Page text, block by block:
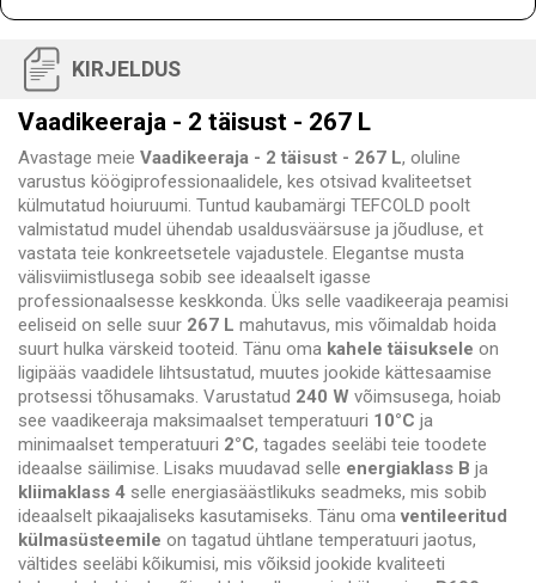
KIRJELDUS
Vaadikeeraja - 2 täisust - 267 L
Avastage meie Vaadikeeraja - 2 täisust - 267 L, oluline
varustus köögiprofessionaalidele, kes otsivad kvaliteetset
külmutatud hoiuruumi. Tuntud kaubamärgi TEFCOLD poolt
valmistatud mudel ühendab usaldusväärsuse ja jõudluse, et
vastata teie konkreetsetele vajadustele. Elegantse musta
välisviimistlusega sobib see ideaalselt igasse
professionaalsesse keskkonda. Üks selle vaadikeeraja peamisi
eeliseid on selle suur 267 L mahutavus, mis võimaldab hoida
suurt hulka värskeid tooteid. Tänu oma kahele täisuksele on
ligipääs vaadidele lihtsustatud, muutes jookide kättesaamise
protsessi tõhusamaks. Varustatud 240 W võimsusega, hoiab
see vaadikeeraja maksimaalset temperatuuri 10°C ja
minimaalset temperatuuri 2°C, tagades seeläbi teie toodete
ideaalse säilimise. Lisaks muudavad selle energiaklass B ja
kliimaklass 4 selle energiasäästlikuks seadmeks, mis sobib
ideaalselt pikaajaliseks kasutamiseks. Tänu omaventileeritud
külmasüsteemile on tagatud ühtlane temperatuuri jaotus,
vältides seeläbi kõikumisi, mis võiksid jookide kvaliteeti